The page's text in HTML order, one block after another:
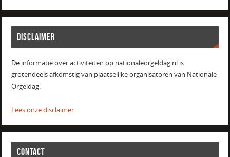
DISCLAIMER
De informatie over activiteiten op nationaleorgeldag.nl is
grotendeels afkomstig van plaatselijke organisatoren van Nationale
Orgeldag.
Lees onze disclaimer
CONTACT